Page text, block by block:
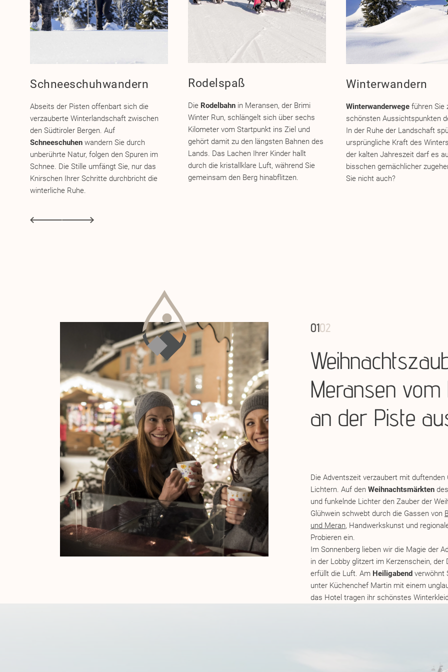
Schneeschuhwandern
Abseits der Pisten offenbart sich die
verzauberte Winterlandschaft zwischen
den Südtiroler Bergen. Auf
Schneeschuhen wandern Sie durch
unberührte Natur, folgen den Spuren im
Schnee. Die Stille umfängt Sie, nur das
Knirschen Ihrer Schritte durchbricht die
winterliche Ruhe.
Rodelspaß
Die Rodelbahn in Meransen, der Brimi
Winter Run, schlängelt sich über sechs
Kilometer vom Startpunkt ins Ziel und
gehört damit zu den längsten Bahnen des
Lands. Das Lachen Ihrer Kinder hallt
durch die kristallklare Luft, während Sie
gemeinsam den Berg hinabflitzen.
Winterwandern
Winterwanderwege führen Sie
schönsten Aussichtspunkten
In der Ruhe der Landschaft
ursprüngliche Kraft des
der kalten Jahreszeit darf es
bisschen gemächlicher
Sie nicht auch?
0102
Meransen vom
an der Piste
Die Adventszeit verzaubert mit duftenden
Lichtern. Auf den Weihnachtsmärkten
und funkelnde Lichter den Zauber der
Glühwein schwebt durch die Gassen von
und Meran, Handwerkskunst und
Probieren ein.
Im Sonnenberg lieben wir die Magie der
in der Lobby glitzert im Kerzenschein,
erfüllt die Luft. Am Heiligabend verwöhnt
unter Küchenchef Martin mit einem
das Hotel tragen ihr schönstes
0102
Silvester auf 1
Metern
Möglichkeit zu Ski-in/Ski-out in Südtirol! –
Momente an. Wie wäre es mit ein paar
Spa vor der großen Party?
Am Abend verwandelt sich das
Galadinner
genießen Sie erlesene
ersten Stunden des neuen Jahrs,
Farben erstrahlt. Ein Glas Champagner in
hinweg zu den Sternen gerichtet –
bleiben.